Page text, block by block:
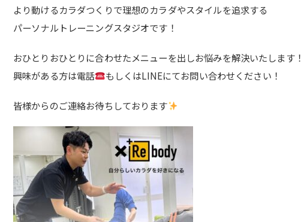
より動けるカラダつくりで理想のカラダやスタイルを追求する
パーソナルトレーニングスタジオです！
おひとりおひとりに合わせたメニューを出しお悩みを解決いたします！
興味がある方は電話
もしくはLINEにてお問い合わせください！
皆様からのご連絡お待ちしております